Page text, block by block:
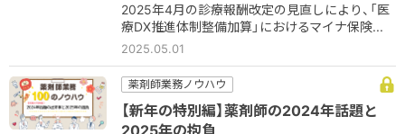
2025年4月の診療報酬改定の見直しにより、「医
療DX推進体制整備加算」におけるマイナ保険...
2025.05.01
薬剤師業務ノウハウ
【新年の特別編】薬剤師の2024年話題と